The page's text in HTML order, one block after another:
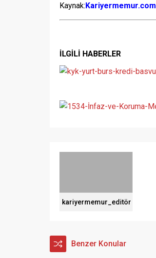
Kaynak:Kariyermemur.com
İLGİLİ HABERLER
kariyermemur_editör
Benzer Konular